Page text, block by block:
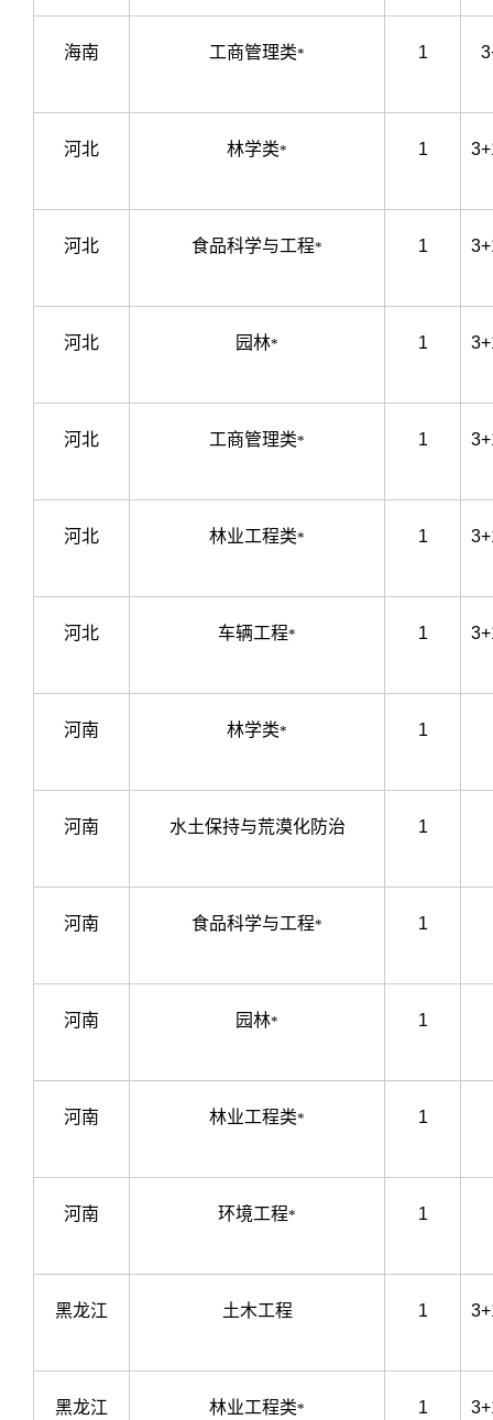
海南 工商管理类* 1
河北 林学类* 1
河北 食品科学与工程* 1
河北 园林* 1
河北 工商管理类* 1
河北 林业工程类* 1
河北 车辆工程* 1
河南 林学类* 1
河南 水土保持与荒漠化防治 1
河南 食品科学与工程* 1
河南 园林* 1
河南 林业工程类* 1
河南 环境工程* 1
黑龙江 土木工程 1
黑龙江 林业工程类* 1